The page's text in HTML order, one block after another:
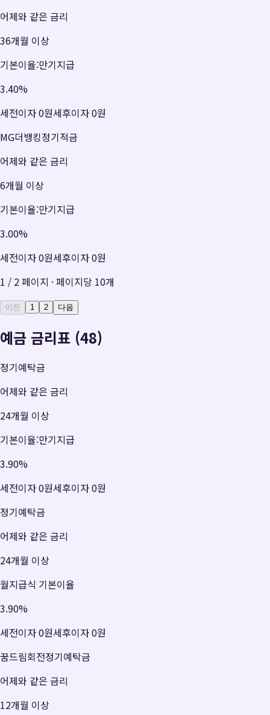
어제와 같은 금리
36개월 이상
기본이율:만기지급
3.40%
세전이자0원세후이자0원
MG더뱅킹정기적금
어제와 같은 금리
6개월 이상
기본이율:만기지급
3.00%
세전이자0원세후이자0원
1 / 2페이지 · 페이지당 10개
이전 1 2 다음
예금 금리표 (48)
정기예탁금
어제와 같은 금리
24개월 이상
기본이율:만기지급
3.90%
세전이자0원세후이자0원
정기예탁금
어제와 같은 금리
24개월 이상
월지급식 기본이율
3.90%
세전이자0원세후이자0원
꿈드림회전정기예탁금
어제와 같은 금리
12개월 이상